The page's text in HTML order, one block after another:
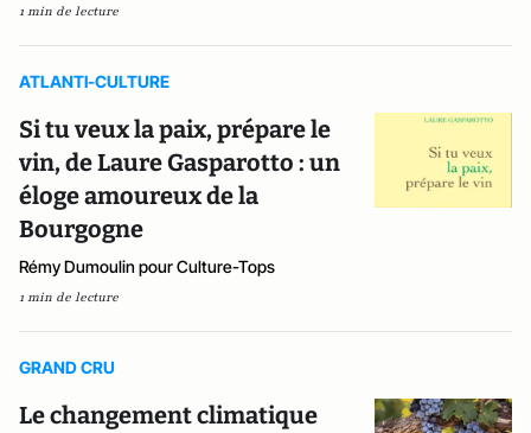
1 min de lecture
ATLANTI-CULTURE
Si tu veux la paix, prépare le
vin, de Laure Gasparotto : un
éloge amoureux de la
Bourgogne
Rémy Dumoulin pour Culture-Tops
1 min de lecture
GRAND CRU
Le changement climatique